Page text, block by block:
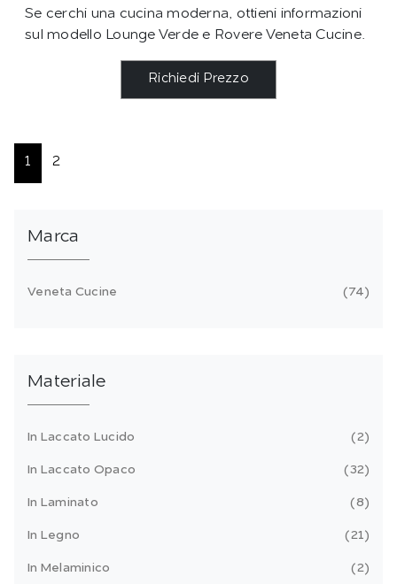
Se cerchi una cucina moderna, ottieni informazioni
sul modello Lounge Verde e Rovere Veneta Cucine.
Richiedi Prezzo
1 2
Marca
Veneta Cucine 74
Materiale
In Laccato Lucido 2
In Laccato Opaco 32
In Laminato 8
In Legno 21
In Melaminico 2